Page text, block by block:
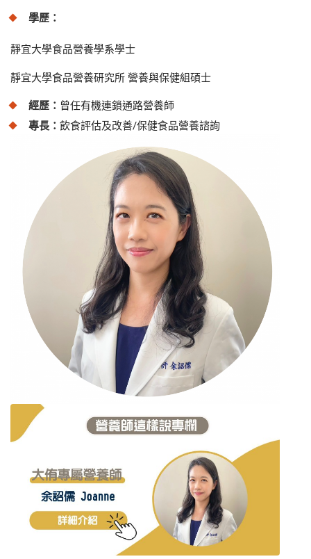
學歷：
靜宜大學食品營養學系學士
靜宜大學食品營養研究所 營養與保健組碩士
經歷： 曾任有機連鎖通路營養師
專長： 飲食評估及改善/保健食品營養諮詢